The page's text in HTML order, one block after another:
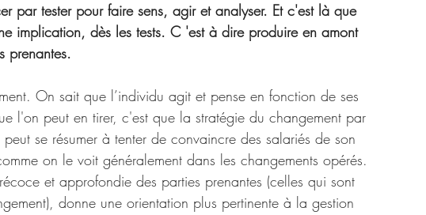
par tester pour faire sens, agir et analyser. Et c'est là que
implication, dès les tests. C 'est à dire produire en amont
prenantes.
On sait que l’individu agit et pense en fonction de ses
l'on peut en tirer, c'est que la stratégie du changement par
se résumer à tenter de convaincre des salariés de son
on le voit généralement dans les changements opérés.
et approfondie des parties prenantes (celles qui sont
donne une orientation plus pertinente à la gestion